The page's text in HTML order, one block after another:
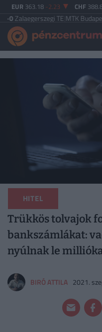
EUR 363.18 -2.23 CHF
TE|MTK Budapest2-3
HITEL
Trükkös tolvajok
bankszámlákat:
nyúlnak le
BIRÓ ATTILA 2021.